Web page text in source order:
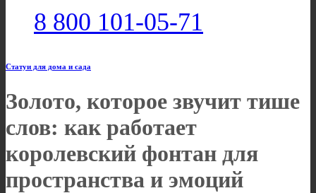
8 800 101-05-71
Статуи для дома и сада
Золото, которое звучит тише
слов: как работает
королевский фонтан для
пространства и эмоций